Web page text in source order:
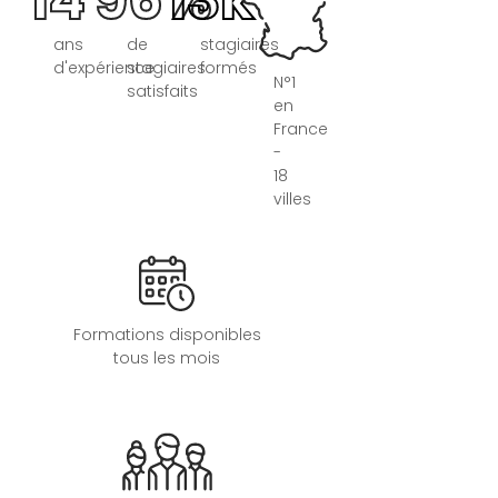
ans
d'expérience
de
stagiaires
satisfaits
stagiaires
formés
N°1
en
France
-
18
villes
Formations disponibles
tous les mois